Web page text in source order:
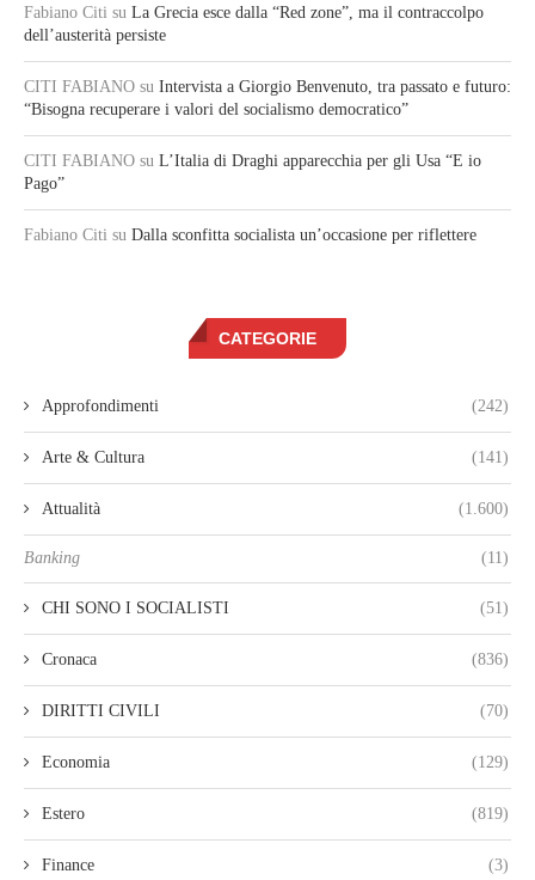
Fabiano Citi su La Grecia esce dalla “Red zone”, ma il contraccolpo
dell’austerità persiste
CITI FABIANO su Intervista a Giorgio Benvenuto, tra passato e futuro:
“Bisogna recuperare i valori del socialismo democratico”
CITI FABIANO su L’Italia di Draghi apparecchia per gli Usa “E io
Pago”
Fabiano Citi su Dalla sconfitta socialista un’occasione per riflettere
CATEGORIE
Approfondimenti (242)
Arte & Cultura (141)
Attualità (1.600)
Banking (11)
CHI SONO I SOCIALISTI (51)
Cronaca (836)
DIRITTI CIVILI (70)
Economia (129)
Estero (819)
Finance (3)